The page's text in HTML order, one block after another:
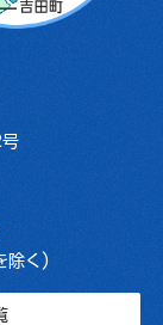
く）